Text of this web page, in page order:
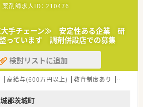
薬剤師求人ID： 210476
≪大手チェーン≫ 安定性ある企業 研
っています 調剤併設店での募集
検討リストに追加
高給与(600万円以上) 教育制度あり シフト制
郡茨城町